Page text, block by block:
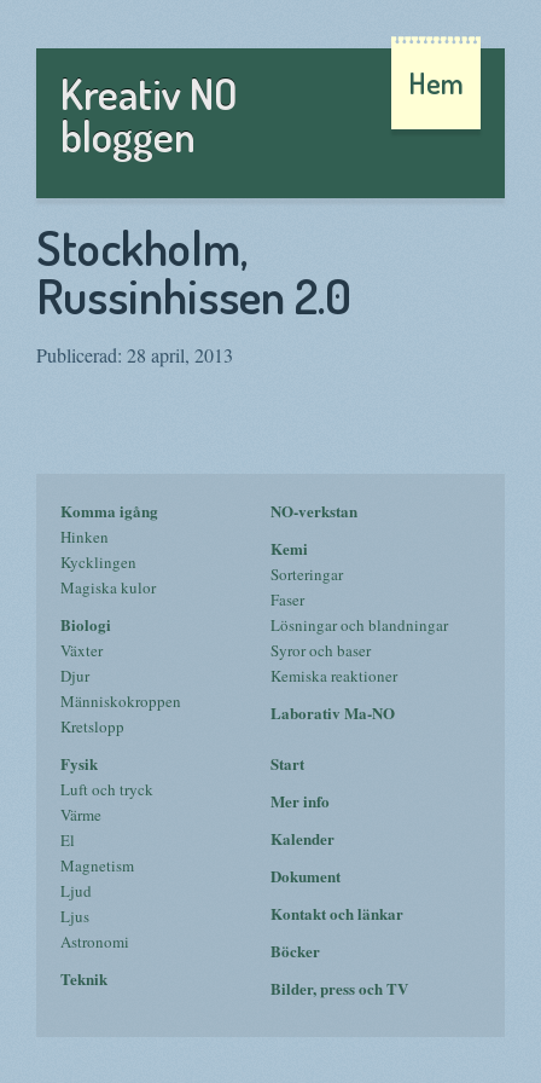
Kreativ NO
bloggen
Hem
Stockholm,
Russinhissen 2.0
Publicerad: 28 april, 2013
Komma igång
Hinken
Kycklingen
Magiska kulor
Biologi
Växter
Djur
Människokroppen
Kretslopp
NO-verkstan
Kemi
Sorteringar
Faser
Lösningar och blandningar
Syror och baser
Kemiska reaktioner
Laborativ Ma-NO
Fysik
Luft och tryck
Värme
El
Magnetism
Ljud
Ljus
Astronomi
Teknik
Start
Mer info
Kalender
Dokument
Kontakt och länkar
Böcker
Bilder, press och TV